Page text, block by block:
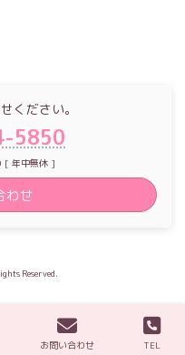
ください。
5850
[ 年中無休 ]
わせ
Reserved.
お問い合わせ TEL